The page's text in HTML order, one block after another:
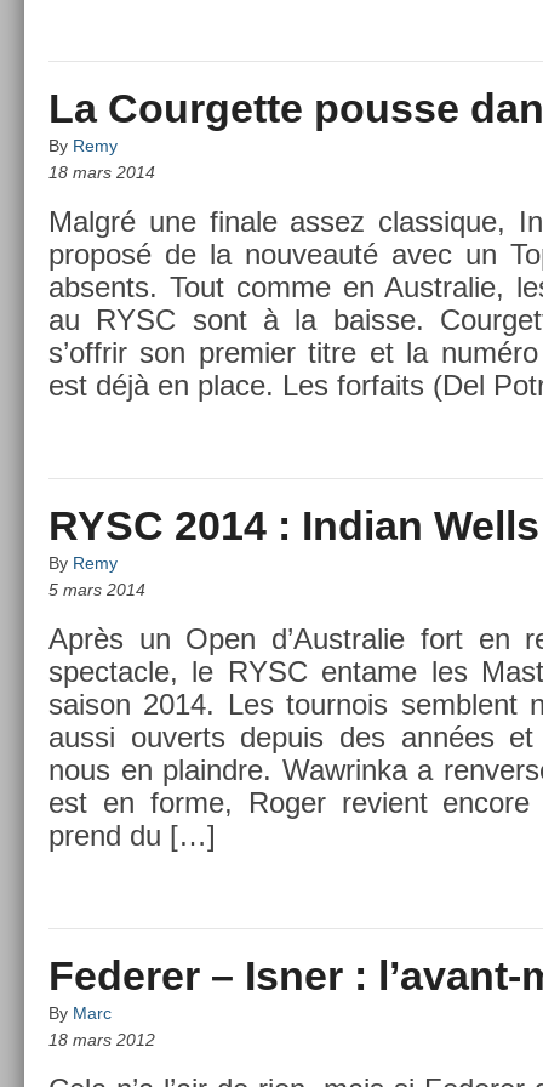
La Courgette pousse
By Remy
18 mars 2014
Malgré une fin­ale assez clas­sique,
pro­posé de la nouveauté avec un
ab­sents. Tout comme en Australie,
au RYSC sont à la bais­se.
s’offrir son pre­mi­er titre et la
est déjà en place. Les for­faits (Del
RYSC 2014 : Indian Wells
By Remy
5 mars 2014
Après un Open d’Australie fort en
spec­tacle, le RYSC en­tame les
saison 2014. Les tour­nois semblent
aussi ouverts de­puis des années et
nous en plaindre. Waw­rinka a
est en forme, Roger re­vient
prend du […]
Federer – Isner : l’avant-
By Marc
18 mars 2012